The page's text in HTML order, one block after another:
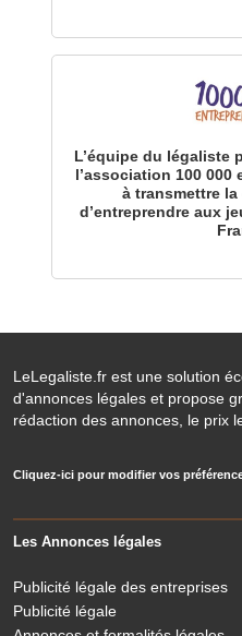
L’équipe du légaliste
l’association 100 000
à transmettre
d’entreprendre aux
LeLegaliste.fr est une solution
d'annonces légales et propose
rédaction des annonces, le prix
Cliquez-ici pour modifier vos
Les Annonces légales
Publicité légale des entreprises
Publicité légale